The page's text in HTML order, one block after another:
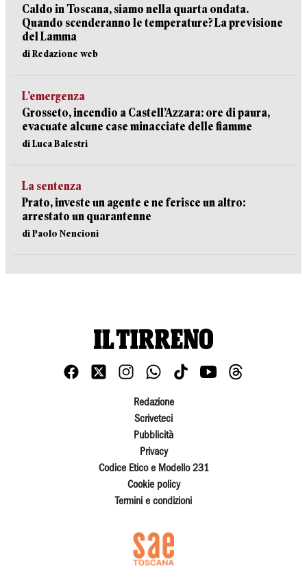
Caldo in Toscana, siamo nella quarta ondata.
Quando scenderanno le temperature? La previsione
del Lamma
di Redazione web
L’emergenza
Grosseto, incendio a Castell’Azzara: ore di paura,
evacuate alcune case minacciate delle fiamme
di Luca Balestri
La sentenza
Prato, investe un agente e ne ferisce un altro:
arrestato un quarantenne
di Paolo Nencioni
Redazione
Scriveteci
Pubblicità
Privacy
Codice Etico e Modello 231
Cookie policy
Termini e condizioni